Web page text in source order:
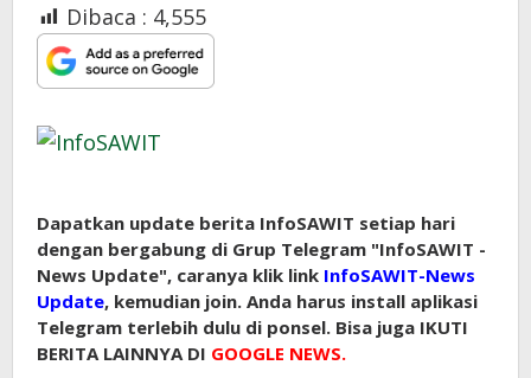
Dibaca : 4,555
Dapatkan update berita InfoSAWIT setiap hari
dengan bergabung di Grup Telegram "InfoSAWIT -
News Update", caranya klik link InfoSAWIT-News
Update, kemudian join. Anda harus install aplikasi
Telegram terlebih dulu di ponsel. Bisa juga IKUTI
BERITA LAINNYA DI GOOGLE NEWS.